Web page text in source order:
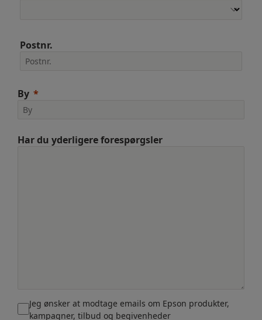
Postnr.
By
Har du yderligere forespørgsler
Jeg ønsker at modtage emails om Epson produkter,
kampagner, tilbud og begivenheder